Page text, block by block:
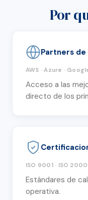
Por
Partners de
AWS · Azure ·
Acceso a las
directo de los
ISO 9001 · ISO
Estándares de
operativa.